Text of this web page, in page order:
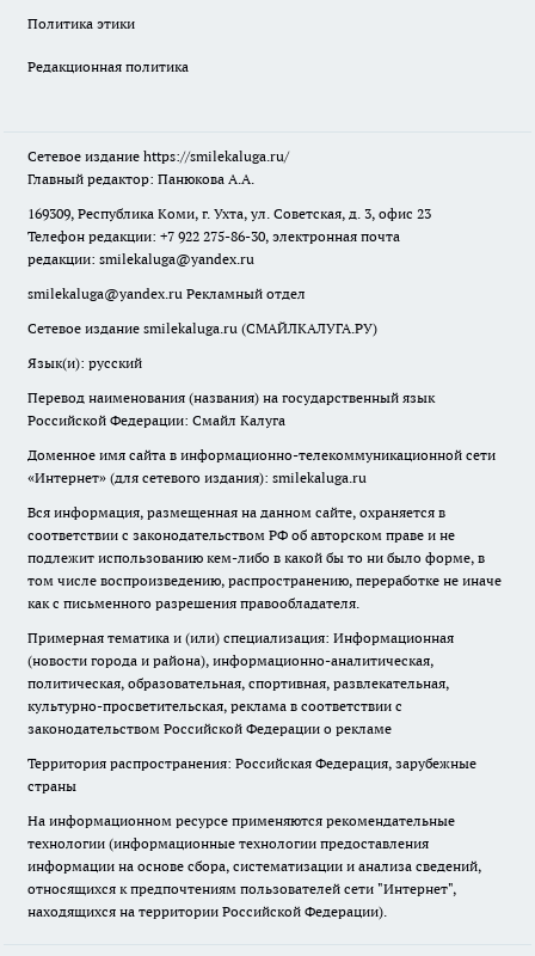
Политика этики
Редакционная политика
Сетевое издание https://smilekaluga.ru/
Главный редактор: Панюкова А.А.
169309, Республика Коми, г. Ухта, ул. Советская, д. 3, офис 23
Телефон редакции: +7 922 275-86-30, электронная почта
редакции: smilekaluga@yandex.ru
smilekaluga@yandex.ru Рекламный отдел
Сетевое издание smilekaluga.ru (СМАЙЛКАЛУГА.РУ)
Язык(и): русский
Перевод наименования (названия) на государственный язык
Российской Федерации: Смайл Калуга
Доменное имя сайта в информационно-телекоммуникационной сети
«Интернет» (для сетевого издания): smilekaluga.ru
Вся информация, размещенная на данном сайте, охраняется в
соответствии с законодательством РФ об авторском праве и не
подлежит использованию кем-либо в какой бы то ни было форме, в
том числе воспроизведению, распространению, переработке не иначе
как с письменного разрешения правообладателя.
Примерная тематика и (или) специализация: Информационная
(новости города и района), информационно-аналитическая,
политическая, образовательная, спортивная, развлекательная,
культурно-просветительская, реклама в соответствии с
законодательством Российской Федерации о рекламе
Территория распространения: Российская Федерация, зарубежные
страны
На информационном ресурсе применяются рекомендательные
технологии (информационные технологии предоставления
информации на основе сбора, систематизации и анализа сведений,
относящихся к предпочтениям пользователей сети "Интернет",
находящихся на территории Российской Федерации).